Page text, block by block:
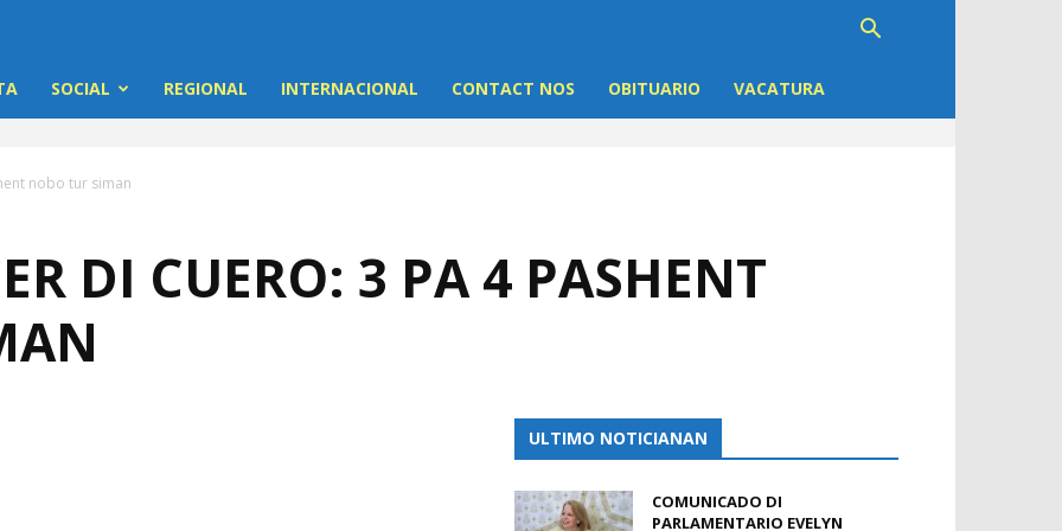
SOCIAL REGIONAL INTERNACIONAL CONTACT NOS OBITUARIO VACATURA
nobo tur siman
DI CUERO: 3 PA 4 PASHENT
ULTIMO NOTICIANAN
COMUNICADO DI
PARLAMENTARIO EVELYN